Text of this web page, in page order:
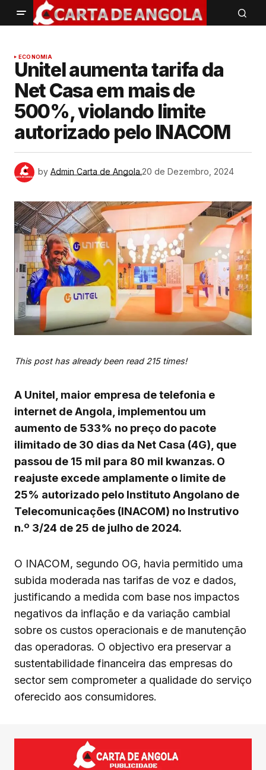
ECONOMIA
Unitel aumenta tarifa da
Net Casa em mais de
500%, violando limite
autorizado pelo INACOM
by Admin Carta de Angola.20 de Dezembro, 2024
This post has already been read 215 times!
A Unitel, maior empresa de telefonia e
internet de Angola, implementou um
aumento de 533% no preço do pacote
ilimitado de 30 dias da Net Casa (4G), que
passou de 15 mil para 80 mil kwanzas. O
reajuste excede amplamente o limite de
25% autorizado pelo Instituto Angolano de
Telecomunicações (INACOM) no Instrutivo
n.º 3/24 de 25 de julho de 2024.
O INACOM, segundo OG, havia permitido uma
subida moderada nas tarifas de voz e dados,
justificando a medida com base nos impactos
negativos da inflação e da variação cambial
sobre os custos operacionais e de manutenção
das operadoras. O objectivo era preservar a
sustentabilidade financeira das empresas do
sector sem comprometer a qualidade do serviço
oferecido aos consumidores.